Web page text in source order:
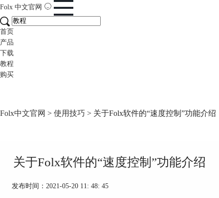
Folx 中文官网
首页
产品
下载
教程
购买
Folx中文官网 > 使用技巧 > 关于Folx软件的“速度控制”功能介绍
关于Folx软件的“速度控制”功能介绍
发布时间：2021-05-20 11: 48: 45